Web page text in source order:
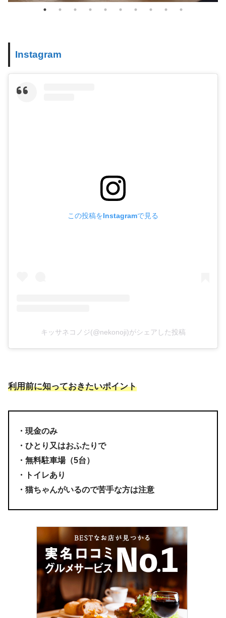
Instagram
この投稿をInstagramで見る
キッサネコノジ(@nekonoji)がシェアした投稿
利用前に知っておきたいポイント
・現金のみ
・ひとり又はおふたりで
・無料駐車場（5台）
・トイレあり
・猫ちゃんがいるので苦手な方は注意